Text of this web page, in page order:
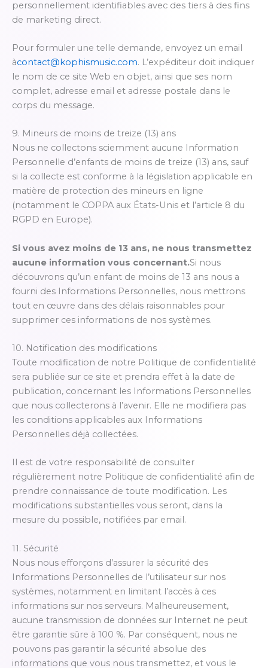
personnellement identifiables avec des tiers à des fins
de marketing direct.
Pour formuler une telle demande, envoyez un email
àcontact@kophismusic.com. L’expéditeur doit indiquer
le nom de ce site Web en objet, ainsi que ses nom
complet, adresse email et adresse postale dans le
corps du message.
9. Mineurs de moins de treize (13) ans
Nous ne collectons sciemment aucune Information
Personnelle d’enfants de moins de treize (13) ans, sauf
si la collecte est conforme à la législation applicable en
matière de protection des mineurs en ligne
(notamment le COPPA aux États-Unis et l’article 8 du
RGPD en Europe).
Si vous avez moins de 13 ans, ne nous transmettez
aucune information vous concernant.Si nous
découvrons qu’un enfant de moins de 13 ans nous a
fourni des Informations Personnelles, nous mettrons
tout en œuvre dans des délais raisonnables pour
supprimer ces informations de nos systèmes.
10. Notification des modifications
Toute modification de notre Politique de confidentialité
sera publiée sur ce site et prendra effet à la date de
publication, concernant les Informations Personnelles
que nous collecterons à l’avenir. Elle ne modifiera pas
les conditions applicables aux Informations
Personnelles déjà collectées.
Il est de votre responsabilité de consulter
régulièrement notre Politique de confidentialité afin de
prendre connaissance de toute modification. Les
modifications substantielles vous seront, dans la
mesure du possible, notifiées par email.
11. Sécurité
Nous nous efforçons d’assurer la sécurité des
Informations Personnelles de l’utilisateur sur nos
systèmes, notamment en limitant l’accès à ces
informations sur nos serveurs. Malheureusement,
aucune transmission de données sur Internet ne peut
être garantie sûre à 100 %. Par conséquent, nous ne
pouvons pas garantir la sécurité absolue des
informations que vous nous transmettez, et vous le